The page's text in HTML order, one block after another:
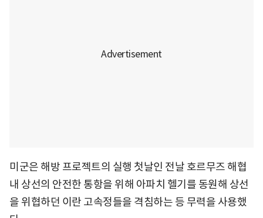
미군은 해방 프로젝트의 실행 첫날인 전날 호르무즈 해협
내 상선의 안전한 통항을 위해 아파치 헬기를 동원해 상선
을 위협하던 이란 고속정들을 격침하는 등 무력을 사용했